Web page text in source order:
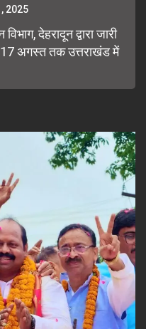
2025
देहरादून द्वारा जारी
अगस्त तक उत्तराखंड में